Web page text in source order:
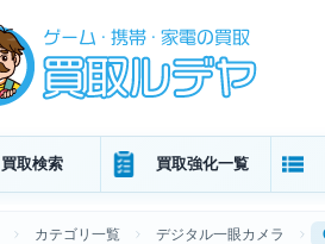
買取検索 買取強化一覧
カテゴリ一覧 デジタル一眼カメラ